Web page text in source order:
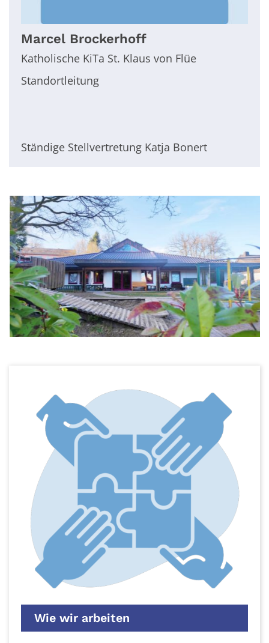
Marcel Brockerhoff
Katholische KiTa St. Klaus von Flüe
Standortleitung
Ständige Stellvertretung Katja Bonert
Wie wir arbeiten